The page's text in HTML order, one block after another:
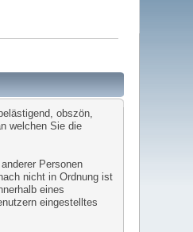
obszön,
welchen Sie die
Personen
nicht in Ordnung ist
eines
eingestelltes